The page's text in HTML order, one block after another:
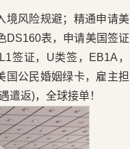
境风险规避；精通申请美
DS160表，申请美国签证
签证，U类签，EB1A，
国公民婚姻绿卡，雇主担
遣返)，全球接单！